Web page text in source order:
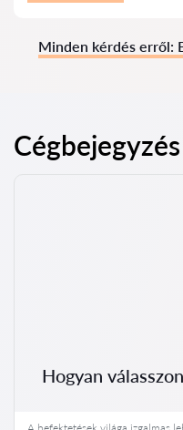
Minden kérdés erről:
Hogyan